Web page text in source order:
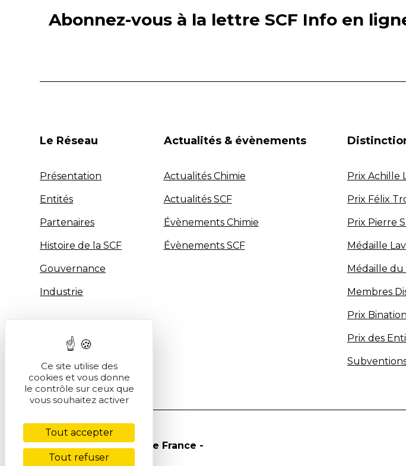
Abonnez-vous à la lettre SCF Info en
Le Réseau
Présentation
Entités
Partenaires
Histoire de la SCF
Gouvernance
Industrie
Actualités & évènements
Actualités Chimie
Actualités SCF
Évènements Chimie
Évènements SCF
Prix Achille
Prix Félix
Prix Pierre
Médaille
Médaille
Membres
Prix
Prix des
© Société Chimique de France -
Ce site utilise des
cookies et vous donne
le contrôle sur ceux que
vous souhaitez activer
Tout accepter
Tout refuser